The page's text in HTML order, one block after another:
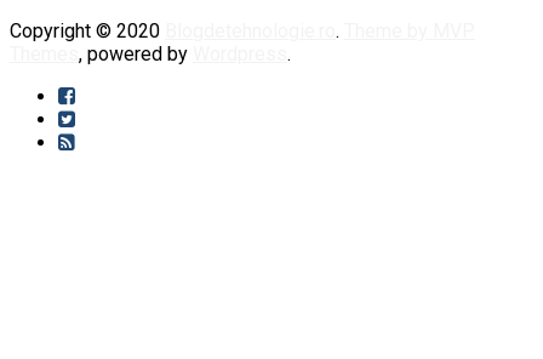
Copyright © 2020 .
, powered by .